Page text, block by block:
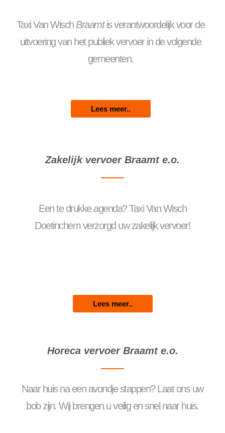
Taxi Van Wisch Braamtis verantwoordelijk voor de
uitvoering van het publiek vervoer in de volgende
gemeenten.
Lees meer..
Zakelijk vervoer Braamt e.o.
Een te drukke agenda? Taxi Van Wisch
Doetinchem verzorgd uw zakelijk vervoer!
Lees meer..
Horeca vervoer Braamt e.o.
Naar huis na een avondje stappen? Laat ons uw
bob zijn. Wij brengen u veilig en snel naar huis.